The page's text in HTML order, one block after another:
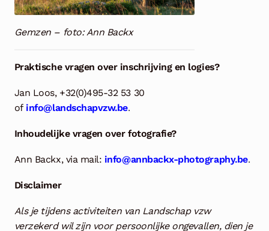
Gemzen – foto: Ann Backx
Praktische vragen over inschrijving en logies?
Jan Loos, +32(0)495-32 53 30
of info@landschapvzw.be.
Inhoudelijke vragen over fotografie?
Ann Backx, via mail: info@annbackx-photography.be.
Disclaimer
Als je tijdens activiteiten van Landschap vzw
verzekerd wil zijn voor persoonlijke ongevallen, dien je